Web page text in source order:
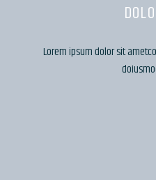
Lorem ipsum dolor sit